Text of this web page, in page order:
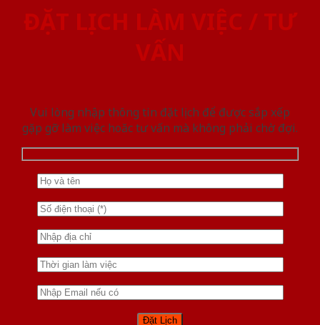
ĐẶT LỊCH LÀM VIỆC / TƯ
VẤN
Vui lòng nhập thông tin đặt lịch để được sắp xếp
gặp gỡ làm việc hoăc tư vấn mà không phải chờ đợi.